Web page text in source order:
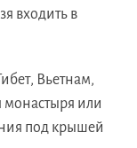
входить в
Вьетнам,
монастыря или
под крышей